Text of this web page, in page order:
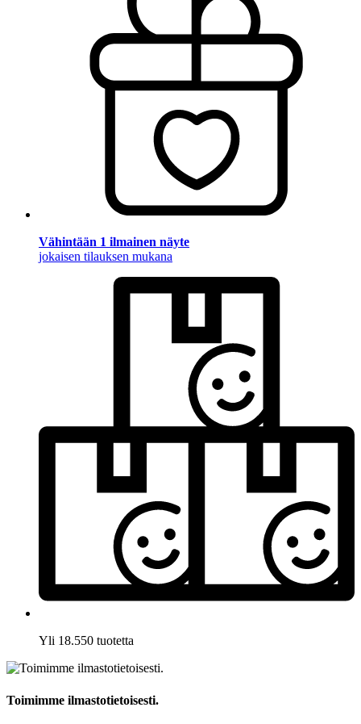
Vähintään 1 ilmainen näyte
jokaisen tilauksen mukana
Yli 18.550 tuotetta
Toimimme ilmastotietoisesti.